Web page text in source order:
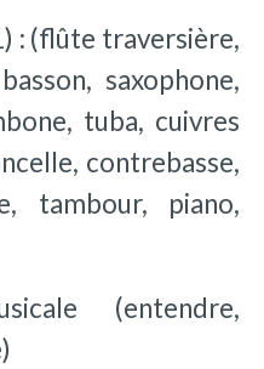
: (flûte traversière,
saxophone,
tuba, cuivres
contrebasse,
tambour, piano,
(entendre,